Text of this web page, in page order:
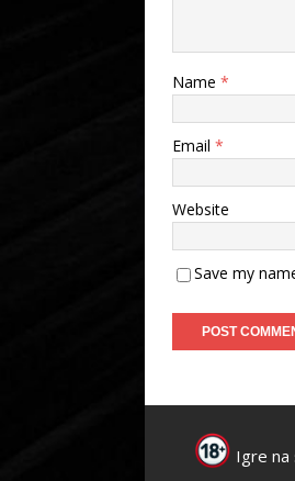
Name *
Email *
Website
Save my
Igre na